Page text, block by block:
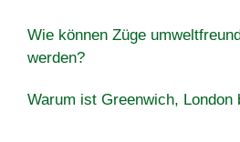
Wie können Züge
werden?
Warum ist Greenwich, London